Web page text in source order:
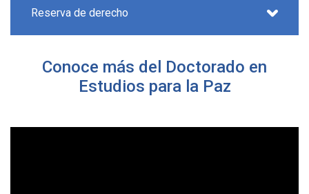
Reserva de derecho
Conoce más del Doctorado en
Estudios para la Paz